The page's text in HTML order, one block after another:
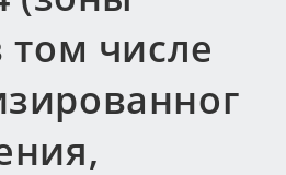
том числе